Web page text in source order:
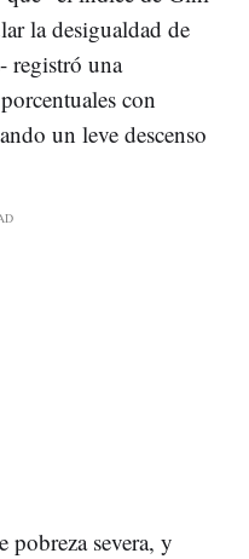
la desigualdad de
registró una
con
un leve descenso
pobreza severa, y